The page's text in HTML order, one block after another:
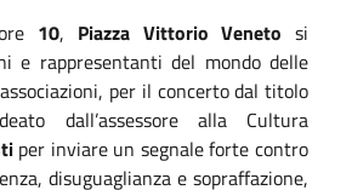
10, Piazza Vittorio Veneto si
e rappresentanti del mondo delle
per il concerto dal titolo
dall’assessore alla Cultura
per inviare un segnale forte contro
disuguaglianza e sopraffazione,